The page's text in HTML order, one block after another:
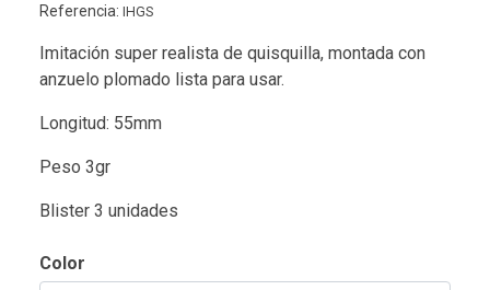
Referencia: IHGS
Imitación super realista de quisquilla, montada con
anzuelo plomado lista para usar.
Longitud: 55mm
Peso 3gr
Blister 3 unidades
Color